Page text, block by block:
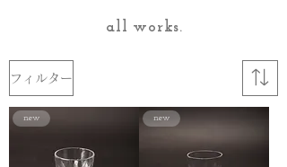
三上 想
all works.
フィルター
new new